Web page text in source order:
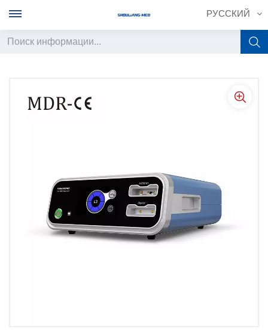
РУССКИЙ
italiano
español
português